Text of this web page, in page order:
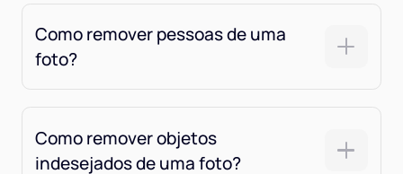
Como remover pessoas de uma
foto?
Como remover objetos
indesejados de uma foto?